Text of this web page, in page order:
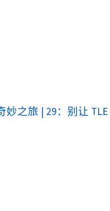
妙之旅 | 29：别让